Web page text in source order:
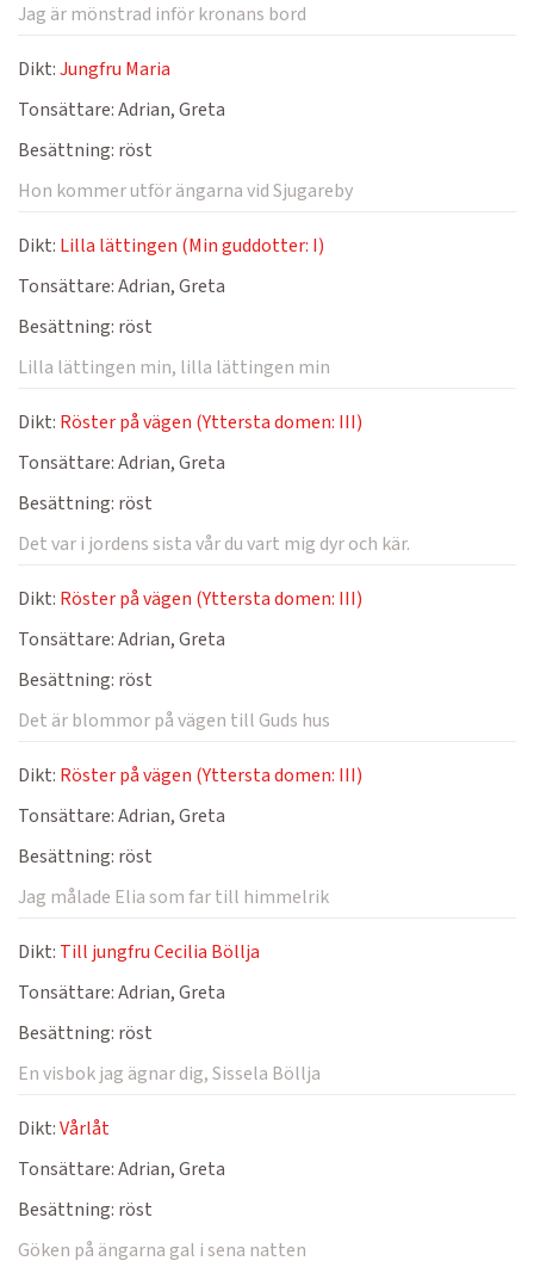
Jag är mönstrad inför kronans bord
Dikt:Jungfru Maria
Tonsättare:Adrian, Greta
Besättning: röst
Hon kommer utför ängarna vid Sjugareby
Dikt: Lilla lättingen (Min guddotter: I)
Tonsättare:Adrian, Greta
Besättning: röst
Lilla lättingen min, lilla lättingen min
Dikt: Röster på vägen (Yttersta domen: III)
Tonsättare:Adrian, Greta
Besättning: röst
Det var i jordens sista vår du vart mig dyr och kär.
Dikt: Röster på vägen (Yttersta domen: III)
Tonsättare:Adrian, Greta
Besättning: röst
Det är blommor på vägen till Guds hus
Dikt: Röster på vägen (Yttersta domen: III)
Tonsättare:Adrian, Greta
Besättning: röst
Jag målade Elia som far till himmelrik
Dikt: Till jungfru Cecilia Böllja
Tonsättare:Adrian, Greta
Besättning: röst
En visbok jag ägnar dig, Sissela Böllja
Dikt:Vårlåt
Tonsättare:Adrian, Greta
Besättning: röst
Göken på ängarna gal i sena natten